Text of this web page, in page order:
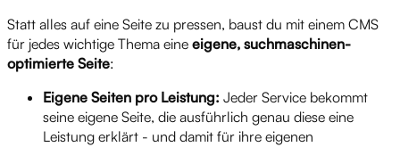
Statt alles auf eine Seite zu pressen, baust du mit einem CMS
für jedes wichtige Thema eine eigene, suchmaschinen-
optimierte Seite:
Eigene Seiten pro Leistung: Jeder Service bekommt
seine eigene Seite, die ausführlich genau diese eine
Leistung erklärt - und damit für ihre eigenen